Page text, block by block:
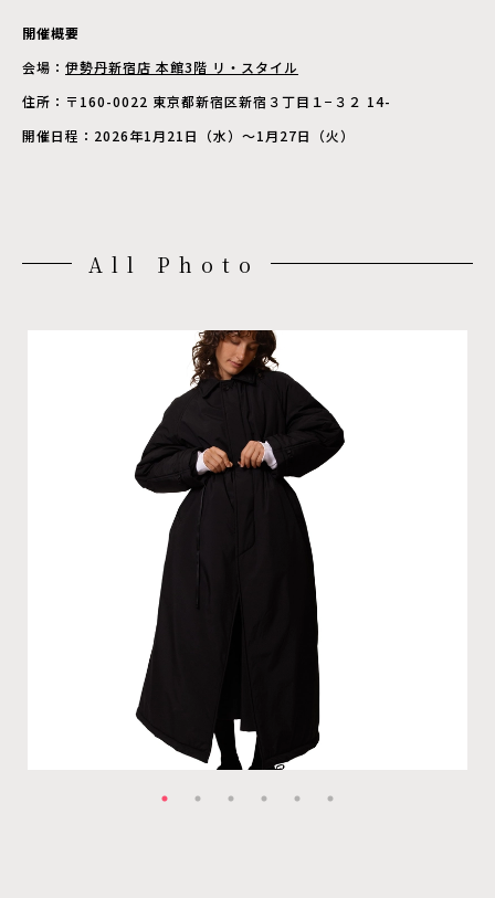
開催概要
会場： 伊勢丹新宿店 本館3階 リ・スタイル
住所：〒160-0022 東京都新宿区新宿３丁目１−３２ 14-
開催日程：2026年1月21日（水）～1月27日（火）
All Photo